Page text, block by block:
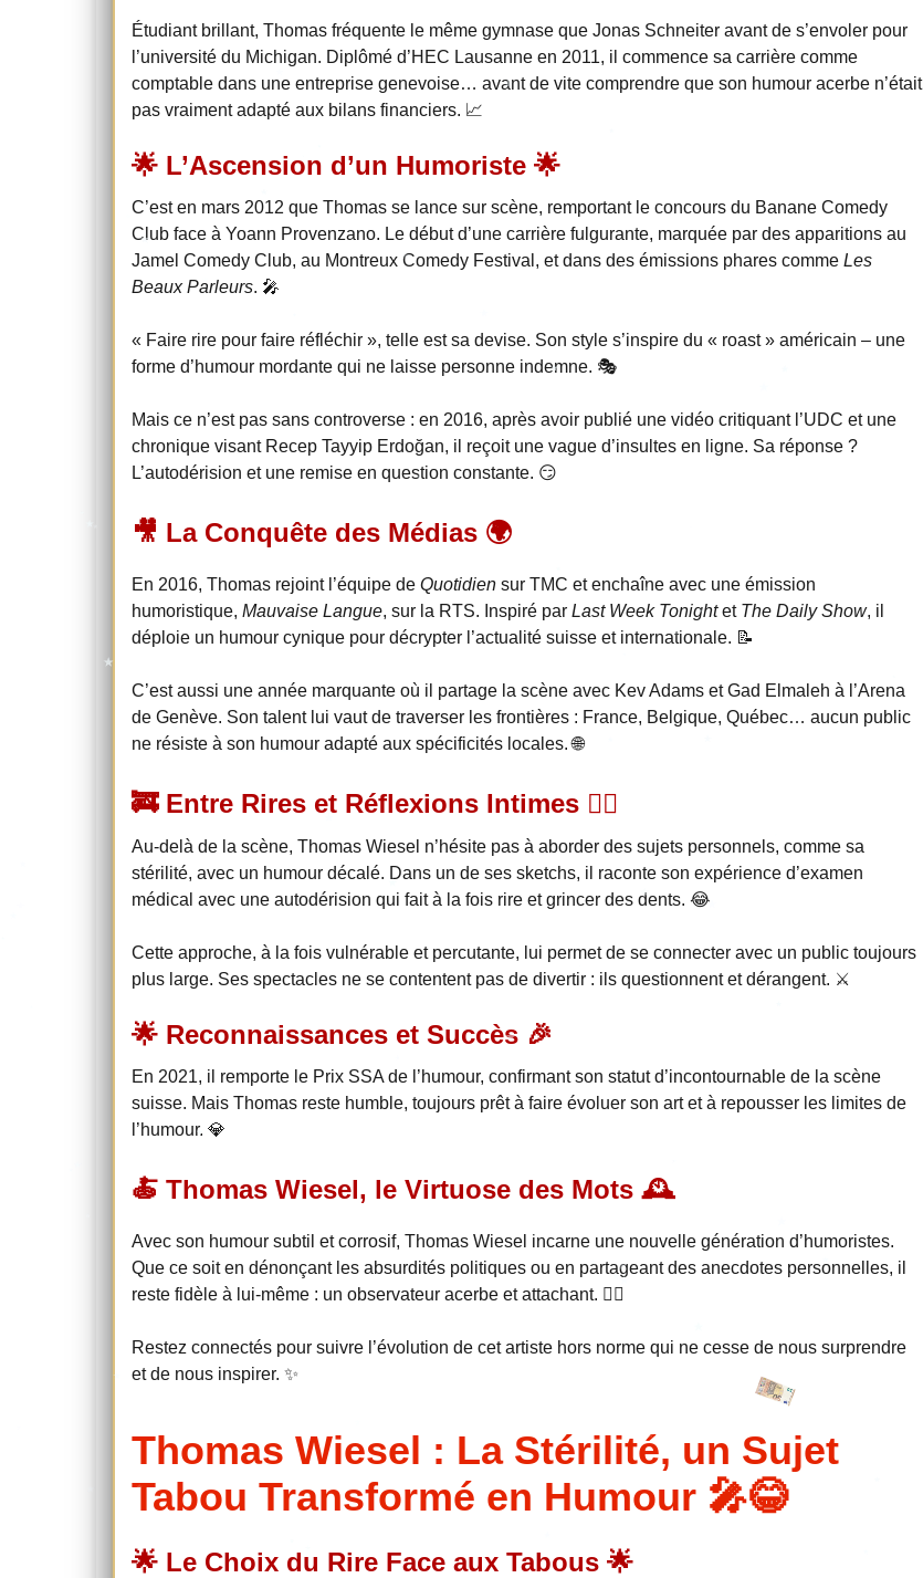
Étudiant brillant, Thomas fréquente le même gymnase que Jonas Schneiter avant de s’envoler pour
l’université du Michigan. Diplômé d’HEC Lausanne en 2011, il commence sa carrière comme
comptable dans une entreprise genevoise… avant de vite comprendre que son humour acerbe n’était
pas vraiment adapté aux bilans financiers. 📈
🌟 L’Ascension d’un Humoriste 🌟
C’est en mars 2012 que Thomas se lance sur scène, remportant le concours du Banane Comedy
Club face à Yoann Provenzano. Le début d’une carrière fulgurante, marquée par des apparitions au
Jamel Comedy Club, au Montreux Comedy Festival, et dans des émissions phares comme Les
Beaux Parleurs. 🎤
« Faire rire pour faire réfléchir », telle est sa devise. Son style s’inspire du « roast » américain – une
forme d’humour mordante qui ne laisse personne indemne. 🎭
Mais ce n’est pas sans controverse : en 2016, après avoir publié une vidéo critiquant l’UDC et une
chronique visant Recep Tayyip Erdoğan, il reçoit une vague d’insultes en ligne. Sa réponse ?
L’autodérision et une remise en question constante. 😏
🎥 La Conquête des Médias 🌍
En 2016, Thomas rejoint l’équipe de Quotidien sur TMC et enchaîne avec une émission
humoristique, Mauvaise Langue, sur la RTS. Inspiré par Last Week Tonightet The Daily Show, il
déploie un humour cynique pour décrypter l’actualité suisse et internationale. 📝
C’est aussi une année marquante où il partage la scène avec Kev Adams et Gad Elmaleh à l’Arena
de Genève. Son talent lui vaut de traverser les frontières : France, Belgique, Québec… aucun public
ne résiste à son humour adapté aux spécificités locales. 🌐
🚒 Entre Rires et Réflexions Intimes 😮‍💨
Au-delà de la scène, Thomas Wiesel n’hésite pas à aborder des sujets personnels, comme sa
stérilité, avec un humour décalé. Dans un de ses sketchs, il raconte son expérience d’examen
médical avec une autodérision qui fait à la fois rire et grincer des dents. 😂
Cette approche, à la fois vulnérable et percutante, lui permet de se connecter avec un public toujours
plus large. Ses spectacles ne se contentent pas de divertir : ils questionnent et dérangent. ⚔️
🌟 Reconnaissances et Succès 🎉
En 2021, il remporte le Prix SSA de l’humour, confirmant son statut d’incontournable de la scène
suisse. Mais Thomas reste humble, toujours prêt à faire évoluer son art et à repousser les limites de
l’humour. 💎
🍝 Thomas Wiesel, le Virtuose des Mots 🕰
Avec son humour subtil et corrosif, Thomas Wiesel incarne une nouvelle génération d’humoristes.
Que ce soit en dénonçant les absurdités politiques ou en partageant des anecdotes personnelles, il
reste fidèle à lui-même : un observateur acerbe et attachant. 🕵‍♂️
Restez connectés pour suivre l’évolution de cet artiste hors norme qui ne cesse de nous surprendre
et de nous inspirer. ✨
Thomas Wiesel : La Stérilité, un Sujet
Tabou Transformé en Humour 🎤😂
🌟 Le Choix du Rire Face aux Tabous 🌟